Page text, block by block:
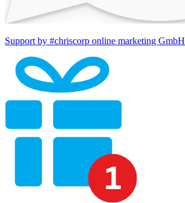
Support by #chriscorp online marketing GmbH